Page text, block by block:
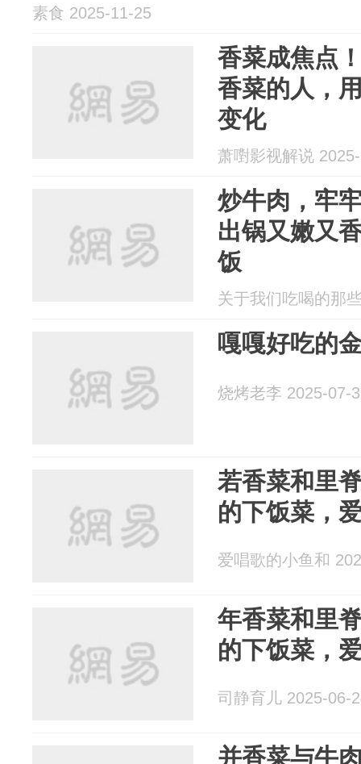
素食 2025-11-25
香菜成焦点
香菜的人，
变化
萧嚉影视解说
炒牛肉，牢
出锅又嫩又
饭
关于我们吃喝的那
嘎嘎好吃的
烧烤老李 2025-07-
若香菜和里
的下饭菜，
爱唱歌的小鱼和
年香菜和里
的下饭菜，
司静育儿 2025-06-
并香菜与牛